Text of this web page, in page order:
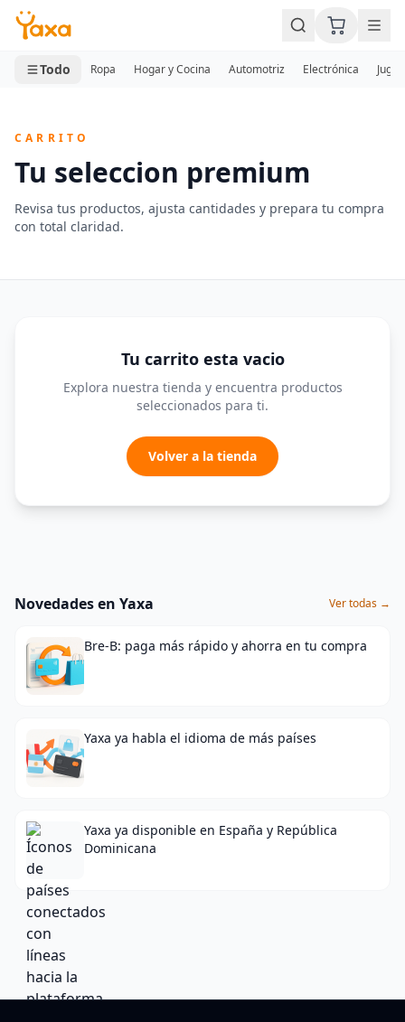
MINI CARRITO
0 productos
Todo Ropa Hogar y Cocina Automotriz Electrónica
CARRITO
Tu seleccion premium
Revisa tus productos, ajusta cantidades y prepara tu compra
con total claridad.
Tu carrito esta vacio
Explora nuestra tienda y encuentra productos
seleccionados para ti.
Volver a la tienda
Novedades en Yaxa Ver todas →
Bre-B: paga más rápido y ahorra en tu compra
Yaxa ya habla el idioma de más países
Yaxa ya disponible en España y República
Dominicana